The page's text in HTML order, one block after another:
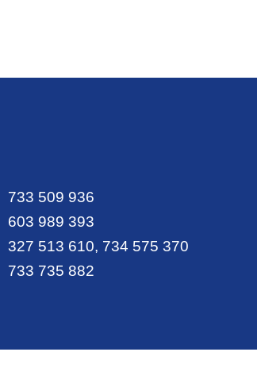
733 509 936
603 989 393
327 513 610, 734 575 370
733 735 882